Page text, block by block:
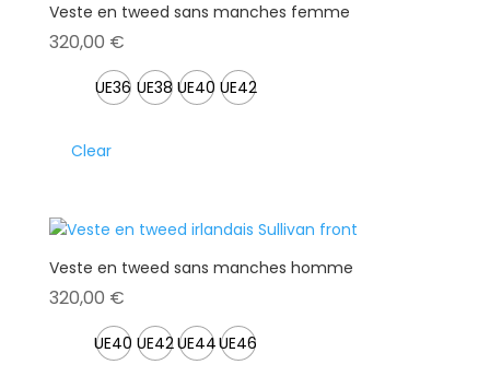
Veste en tweed sans manches femme
320,00 €
UE36 UE38 UE40 UE42
Clear
Veste en tweed sans manches homme
320,00 €
UE40 UE42UE44UE46